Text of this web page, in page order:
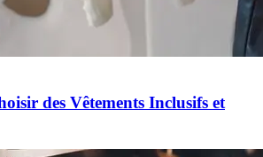
des Vêtements Inclusifs et